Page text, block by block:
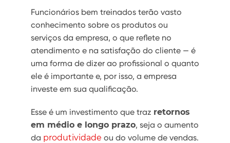
Funcionários bem treinados terão vasto
conhecimento sobre os produtos ou
serviços da empresa, o que reflete no
atendimento e na satisfação do cliente — é
uma forma de dizer ao profissional o quanto
ele é importante e, por isso, a empresa
investe em sua qualificação.
Esse é um investimento que traz retornos
em médio e longo prazo, seja o aumento
da produtividade ou do volume de vendas.